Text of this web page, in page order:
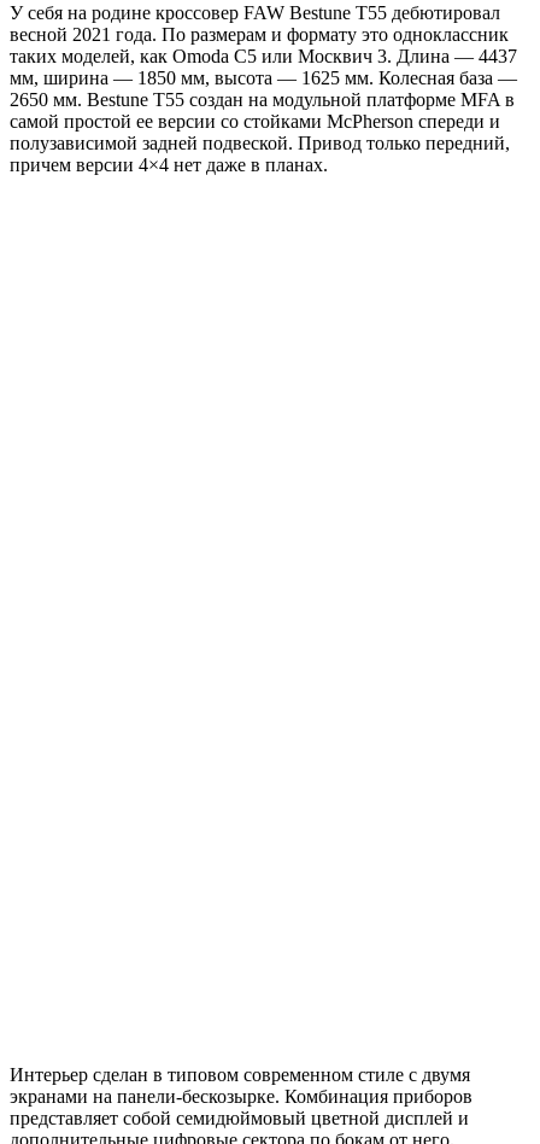
У себя на родине кроссовер FAW Bestune T55 дебютировал
весной 2021 года. По размерам и формату это одноклассник
таких моделей, как Omoda C5 или Москвич 3. Длина — 4437
мм, ширина — 1850 мм, высота — 1625 мм. Колесная база —
2650 мм. Bestune T55 создан на модульной платформе MFA в
самой простой ее версии со стойками McPherson спереди и
полузависимой задней подвеской. Привод только передний,
причем версии 4×4 нет даже в планах.
Интерьер сделан в типовом современном стиле с двумя
экранами на панели-бескозырке. Комбинация приборов
представляет собой семидюймовый цветной дисплей и
дополнительные цифровые сектора по бокам от него.